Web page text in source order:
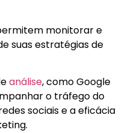
monitorar e
suas estratégias de
análise, como Google
o tráfego do
sociais e a eficácia